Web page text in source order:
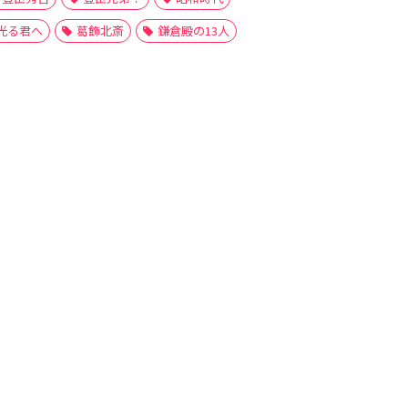
る君へ
葛飾北斎 鎌倉殿の13人